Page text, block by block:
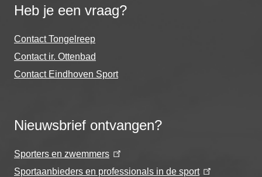
Heb je een vraag?
Contact Tongelreep
Contact ir. Ottenbad
Contact Eindhoven Sport
Nieuwsbrief ontvangen?
Sporters en zwemmers
Sportaanbieders en professionals in de sport